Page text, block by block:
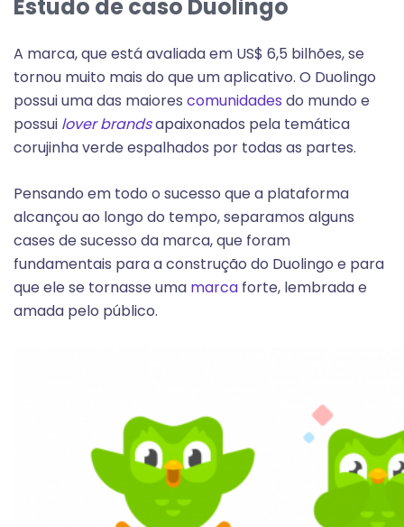
Estudo de caso Duolingo
A marca, que está avaliada em US$ 6,5 bilhões, se
tornou muito mais do que um aplicativo. O Duolingo
possui uma das maiores comunidades do mundo e
possui lover brandsapaixonados pela temática
corujinha verde espalhados por todas as partes.
Pensando em todo o sucesso que a plataforma
alcançou ao longo do tempo, separamos alguns
cases de sucesso da marca, que foram
fundamentais para a construção do Duolingo e para
que ele se tornasse uma marca forte, lembrada e
amada pelo público.